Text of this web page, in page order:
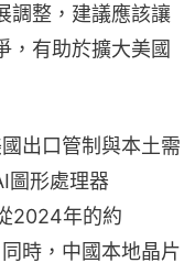
調整，建議應該讓
，有助於擴大美國
出口管制與本土需
圖形處理器
2024年的約
時，中國本地晶片